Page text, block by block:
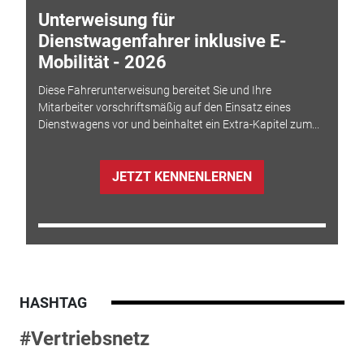
Unterweisung für
Dienstwagenfahrer inklusive E-
Mobilität - 2026
Diese Fahrerunterweisung bereitet Sie und Ihre
Mitarbeiter vorschriftsmäßig auf den Einsatz eines
Dienstwagens vor und beinhaltet ein Extra-Kapitel zum...
JETZT KENNENLERNEN
HASHTAG
#Vertriebsnetz